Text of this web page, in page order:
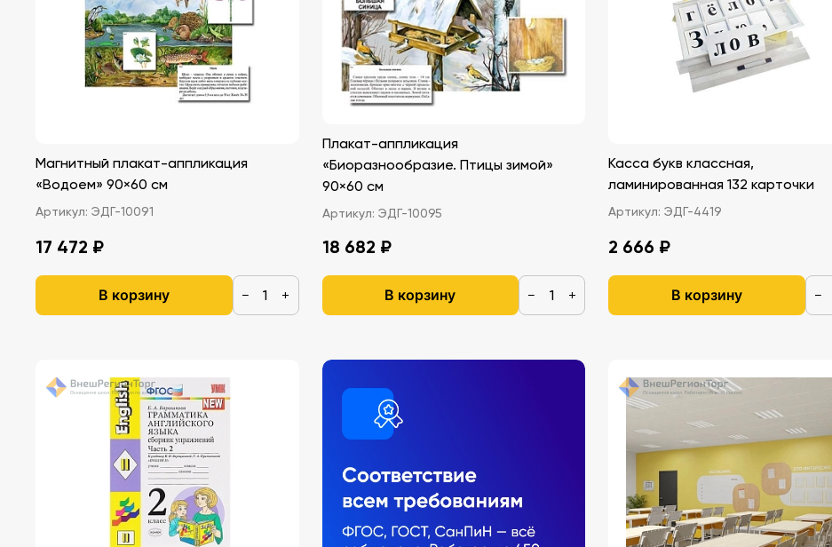
Магнитный плакат-аппликация
«Водоем» 90×60 см
Артикул: ЭДГ-10091
17 472 ₽
В корзину − +
Плакат-аппликация
«Биоразнообразие. Птицы зимой»
90×60 см
Артикул: ЭДГ-10095
18 682 ₽
В корзину − +
Касса букв классная,
ламинированная 132 карточки
Артикул: ЭДГ-4419
2 666 ₽
В корзину −